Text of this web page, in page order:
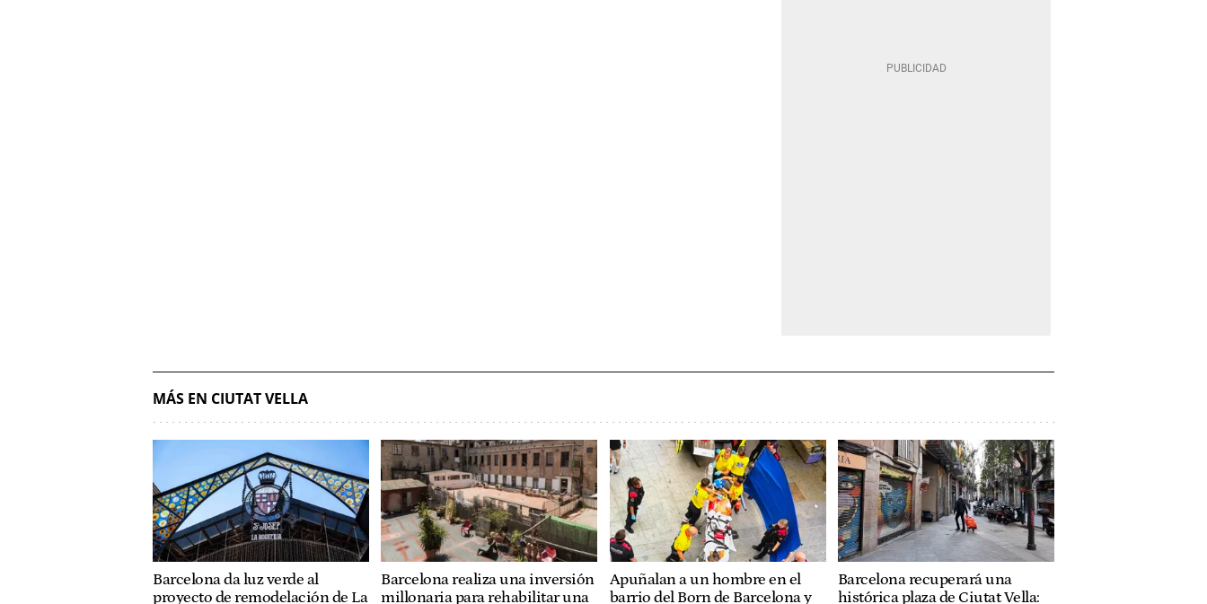
MÁS EN CIUTAT VELLA
Barcelona da luz verde al
proyecto de remodelación de La
Barcelona realiza una inversión
millonaria para rehabilitar una
Apuñalan a un hombre en el
barrio del Born de Barcelona y
Barcelona recuperará una
histórica plaza de Ciutat Vella: